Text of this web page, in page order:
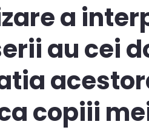
a
au cei
copiii